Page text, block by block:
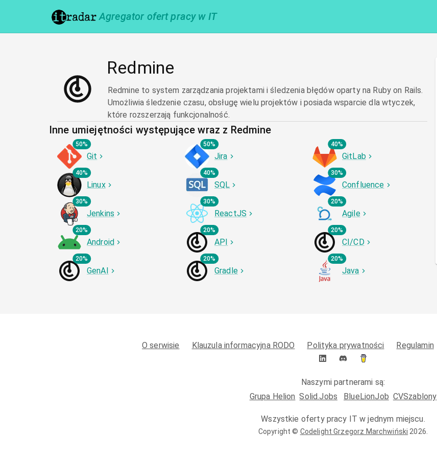
Agregator ofert pracy w IT
Redmine
Redmine to system zarządzania projektami i śledzenia błędów oparty na Ruby on Rails.
Umożliwia śledzenie czasu, obsługę wielu projektów i posiada wsparcie dla wtyczek,
które rozszerzają funkcjonalność.
Inne umiejętności występujące wraz z Redmine
50%
Git
50%
Jira
40%
GitLab
40%
Linux
40%
SQL
30%
Confluence
30%
Jenkins
30%
ReactJS
20%
Agile
20%
Android
20%
API
20%
CI/CD
20%
GenAI
20%
Gradle
20%
Java
O serwisie Klauzula informacyjna RODO Polityka prywatności Regulamin
Naszymi partnerami są:
Grupa Helion Solid.Jobs BlueLionJob CVSzablony
Wszystkie oferty pracy IT w jednym miejscu.
Copyright © Codelight Grzegorz Marchwiński 2026